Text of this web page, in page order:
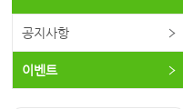
공지사항
이벤트